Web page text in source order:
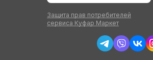
Защита прав потребителей
сервиса Куфар Маркет